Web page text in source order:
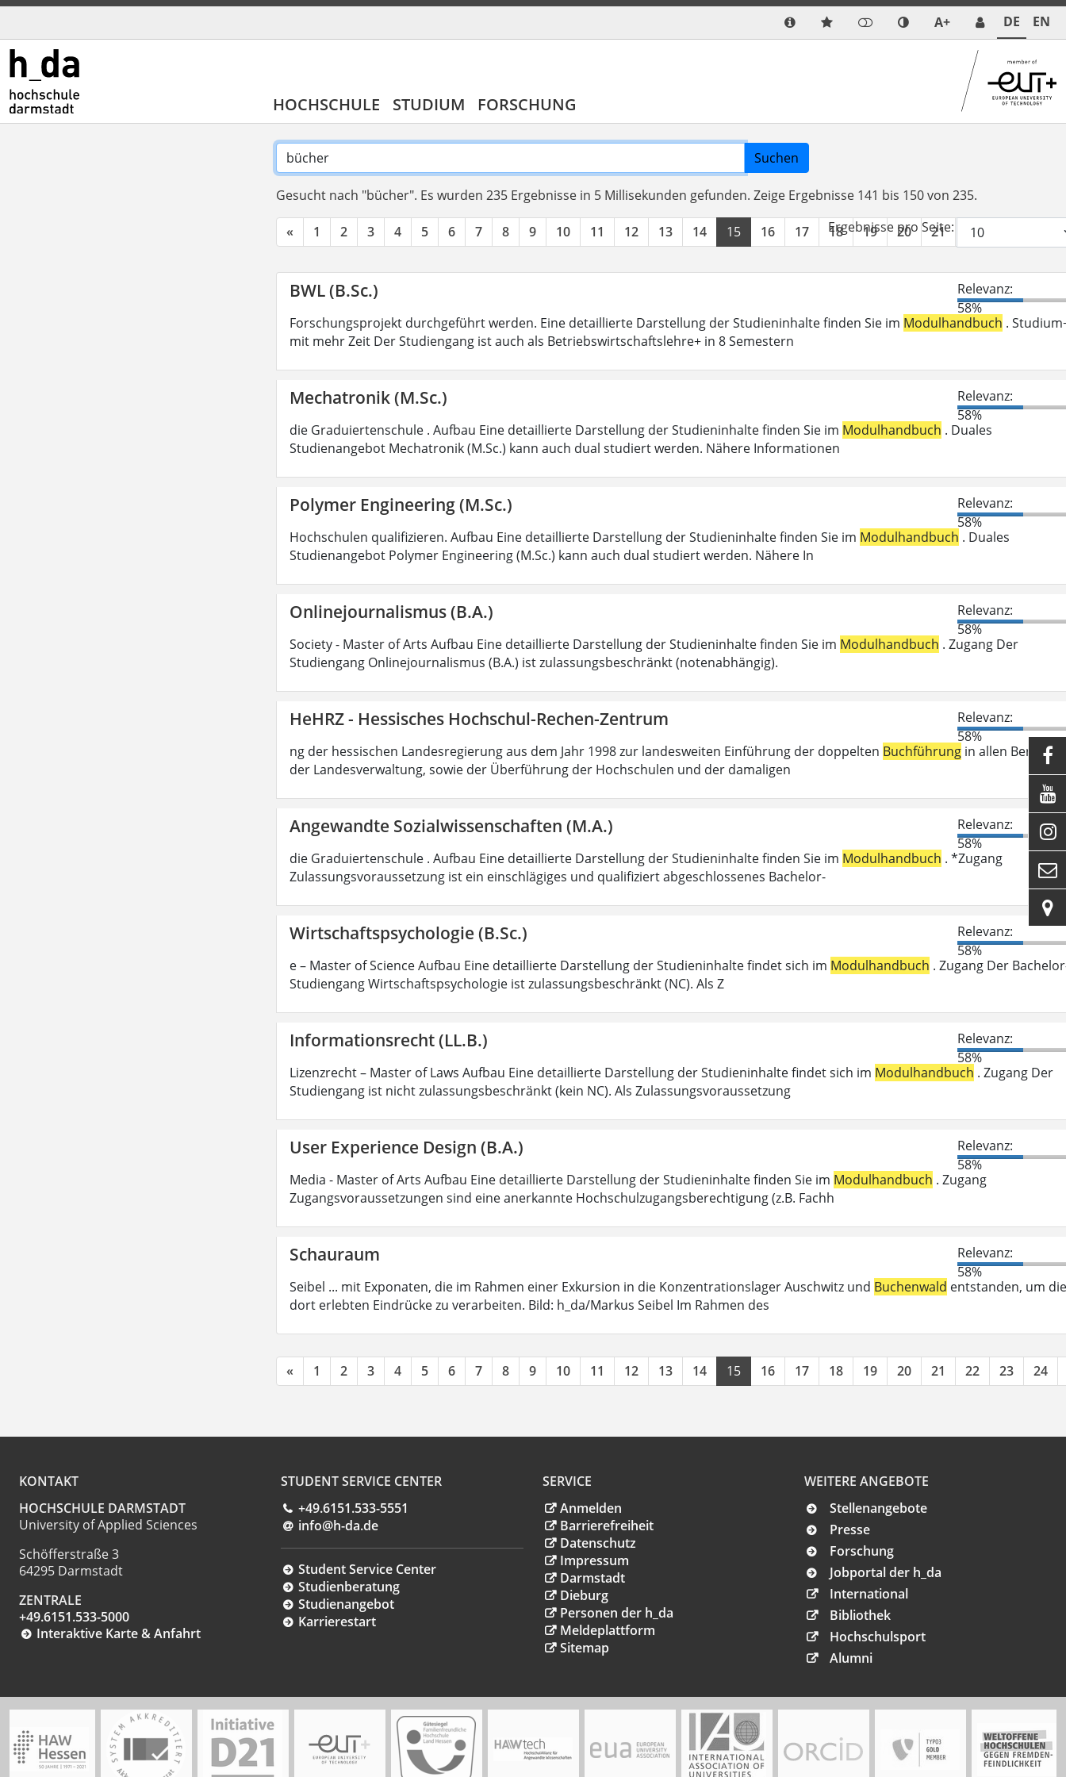
A+ DE EN
HOCHSCHULE STUDIUM FORSCHUNG
Suchen
Gesucht nach "bücher". Es wurden 235 Ergebnisse in 5 Millisekunden gefunden. Zeige Ergebnisse 141 bis 150 von 235.
« 1 2 3 4 5 6 7 8 9 10 11 12 13 14 15 16 17 18 19 20 21 22
Ergebnisse pro Seite:
BWL (B.Sc.)
Relevanz:
58%
Forschungsprojekt durchgeführt werden. Eine detaillierte Darstellung der Studieninhalte finden Sie im Modulhandbuch .
mit mehr Zeit Der Studiengang ist auch als Betriebswirtschaftslehre+ in 8 Semestern
Mechatronik (M.Sc.)
Relevanz:
58%
die Graduiertenschule . Aufbau Eine detaillierte Darstellung der Studieninhalte finden Sie im Modulhandbuch . Duales
Studienangebot Mechatronik (M.Sc.) kann auch dual studiert werden. Nähere Informationen
Polymer Engineering (M.Sc.)
Relevanz:
58%
Hochschulen qualifizieren. Aufbau Eine detaillierte Darstellung der Studieninhalte finden Sie im Modulhandbuch . Duales
Studienangebot Polymer Engineering (M.Sc.) kann auch dual studiert werden. Nähere In
Onlinejournalismus (B.A.)
Relevanz:
58%
Society - Master of Arts Aufbau Eine detaillierte Darstellung der Studieninhalte finden Sie im Modulhandbuch . Zugang Der
Studiengang Onlinejournalismus (B.A.) ist zulassungsbeschränkt (notenabhängig).
HeHRZ - Hessisches Hochschul-Rechen-Zentrum
Relevanz:
58%
ng der hessischen Landesregierung aus dem Jahr 1998 zur landesweiten Einführung der doppelten Buchführung in allen
der Landesverwaltung, sowie der Überführung der Hochschulen und der damaligen
Angewandte Sozialwissenschaften (M.A.)
Relevanz:
58%
die Graduiertenschule . Aufbau Eine detaillierte Darstellung der Studieninhalte finden Sie im Modulhandbuch . *Zugang
Zulassungsvoraussetzung ist ein einschlägiges und qualifiziert abgeschlossenes Bachelor-
Wirtschaftspsychologie (B.Sc.)
Relevanz:
58%
e – Master of Science Aufbau Eine detaillierte Darstellung der Studieninhalte findet sich im Modulhandbuch . Zugang Der
Studiengang Wirtschaftspsychologie ist zulassungsbeschränkt (NC). Als Z
Informationsrecht (LL.B.)
Relevanz:
58%
Lizenzrecht – Master of Laws Aufbau Eine detaillierte Darstellung der Studieninhalte findet sich im Modulhandbuch . Zugang Der
Studiengang ist nicht zulassungsbeschränkt (kein NC). Als Zulassungsvoraussetzung
User Experience Design (B.A.)
Relevanz:
58%
Media - Master of Arts Aufbau Eine detaillierte Darstellung der Studieninhalte finden Sie im Modulhandbuch . Zugang
Zugangsvoraussetzungen sind eine anerkannte Hochschulzugangsberechtigung (z.B. Fachh
Schauraum
Relevanz:
58%
Seibel ... mit Exponaten, die im Rahmen einer Exkursion in die Konzentrationslager Auschwitz und Buchenwald entstanden, um die
dort erlebten Eindrücke zu verarbeiten. Bild: h_da/Markus Seibel Im Rahmen des
« 1 2 3 4 5 6 7 8 9 10 11 12 13 14 15 16 17 18 19 20 21 22 23 24
KONTAKT
HOCHSCHULE DARMSTADT
University of Applied Sciences
Schöfferstraße 3
64295 Darmstadt
ZENTRALE
+49.6151.533-5000
Interaktive Karte & Anfahrt
STUDENT SERVICE CENTER
+49.6151.533-5551
info@h-da.de
Student Service Center
Studienberatung
Studienangebot
Karrierestart
SERVICE
Anmelden
Barrierefreiheit
Datenschutz
Impressum
Darmstadt
Dieburg
Personen der h_da
Meldeplattform
Sitemap
WEITERE ANGEBOTE
Stellenangebote
Presse
Forschung
Jobportal der h_da
International
Bibliothek
Hochschulsport
Alumni




